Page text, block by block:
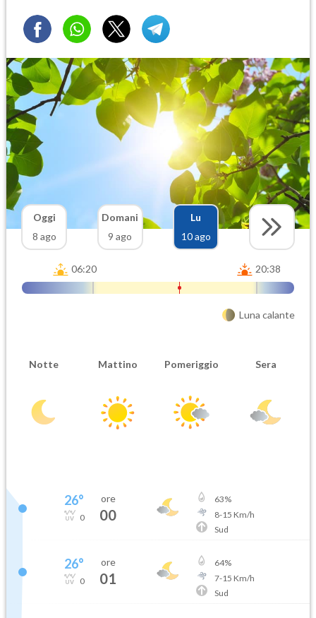
Oggi
8 ago
Domani
9 ago
Lu
10 ago
06:20 20:38
Luna calante
Notte Mattino Pomeriggio Sera
26°
0
ore
00
63%
8-15 Km/h
Sud
26°
0
ore
01
64%
7-15 Km/h
Sud